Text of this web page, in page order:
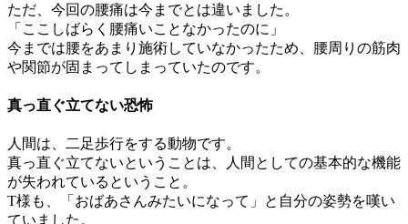
ただ、今回の腰痛は今までとは違いました。
「ここしばらく腰痛いことなかったのに」
今までは腰をあまり施術していなかったため、腰周りの筋肉
や関節が固まってしまっていたのです。
真っ直ぐ立てない恐怖
人間は、二足歩行をする動物です。
真っ直ぐ立てないということは、人間としての基本的な機能
が失われているということ。
T様も、「おばあさんみたいになって」と自分の姿勢を嘆い
ていました。